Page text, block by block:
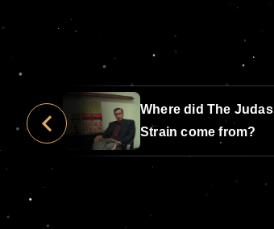
Where did The Judas
Strain come from?